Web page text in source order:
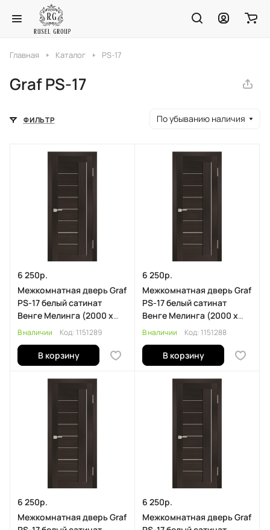
Главная Каталог PS-17
Graf PS-17
ФИЛЬТР По убыванию наличия
6 250р.
Межкомнатная дверь Graf
PS-17 белый сатинат
Венге Мелинга (2000 х
900)
В наличии Код: 1151289
В корзину
6 250р.
Межкомнатная дверь Graf
PS-17 белый сатинат
Венге Мелинга (2000 х
800)
В наличии Код: 1151288
В корзину
6 250р.
Межкомнатная дверь Graf
6 250р.
Межкомнатная дверь Graf